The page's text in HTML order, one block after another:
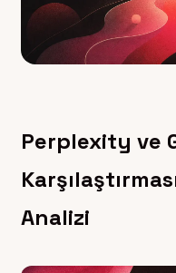
Perplexity ve
Analizi